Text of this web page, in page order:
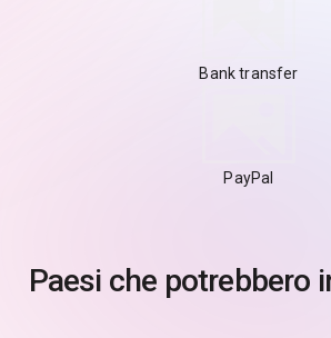
Bank transfer
PayPal
Paesi che potrebbero